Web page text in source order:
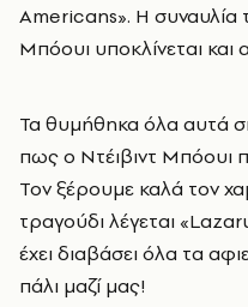
Americans». Η συναυλία
Μπόουι υποκλίνεται και
Τα θυμήθηκα όλα αυτά
πως ο Ντέιβιντ Μπόουι
Τον ξέρουμε καλά τον
τραγούδι λέγεται
έχει διαβάσει όλα τα
πάλι μαζί μας!